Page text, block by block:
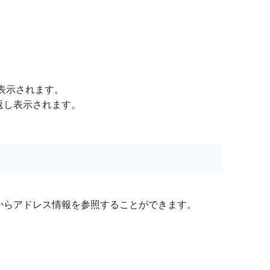
されます。
表示されます。
アドレス情報を参照することができます。